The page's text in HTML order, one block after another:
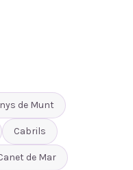
de Munt
Cabrils
de Mar